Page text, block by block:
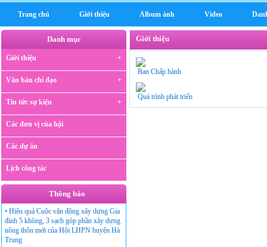
Trang chủ Giới thiệu Album ảnh Video
Danh mục
Giới thiệu
Văn bản chỉ đạo
Tin tức sự kiện
Các đơn vị của hội
Các dự án
Lịch công tác
Thông báo
• Hiệu quả Cuộc vận động xây dựng Gia
đình 5 không, 3 sạch góp phần xây dựng
nông thôn mới của Hội LHPN huyện Hà
Trung
Giới thiệu
Ban Chấp hành
Quá trình phát triến